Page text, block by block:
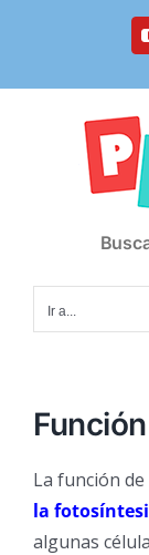
Ir a...
La función de
la
algunas